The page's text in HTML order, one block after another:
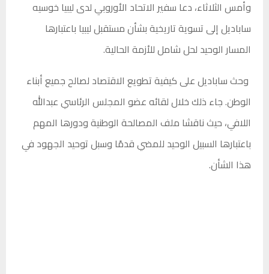
وأمس الثلاثاء، دعا سفير الاتحاد الأوروبي لدى ليبيا خوسيه
ساباديل إلى تسوية تاريخية بشأن مستقبل ليبيا باعتبارها
المسار الوحيد لحل شامل للأزمة الحالية.
وحث ساباديل على كيفية تطويع الاقتصاد لصالح جميع أبناء
الوطن. جاء ذلك خلال لقائه عضو المجلس الرئاسي عبدالله
اللافي، حيث ناقشا ملف المصالحة الوطنية ودورها المهم
باعتبارها السبيل الوحيد للمضي قدمًا وسبل توحيد الجهود في
هذا الشأن.